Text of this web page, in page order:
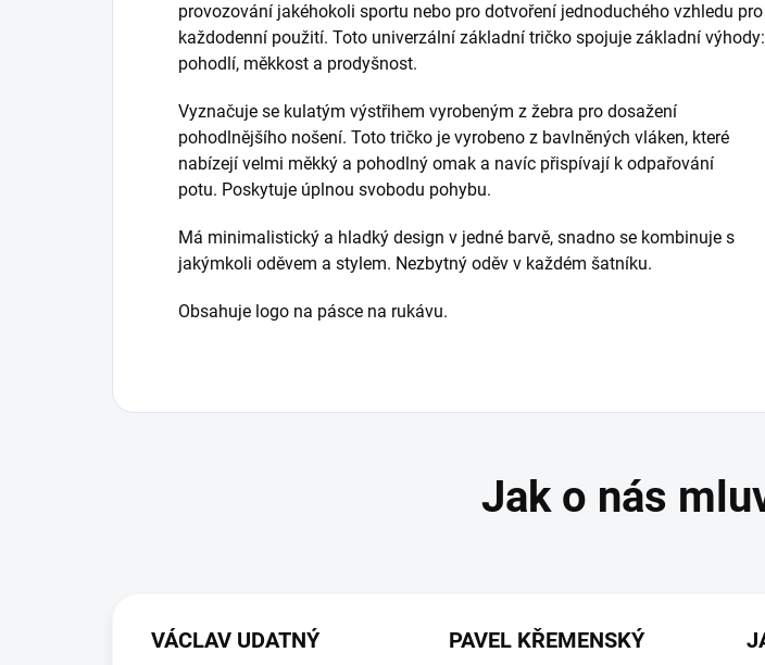
provozování jakéhokoli sportu nebo pro dotvoření jednoduchého vzhledu pro
každodenní použití. Toto univerzální základní tričko spojuje základní výhody:
pohodlí, měkkost a prodyšnost.
Vyznačuje se kulatým výstřihem vyrobeným z žebra pro dosažení
pohodlnějšího nošení. Toto tričko je vyrobeno z bavlněných vláken, které
nabízejí velmi měkký a pohodlný omak a navíc přispívají k odpařování
potu. Poskytuje úplnou svobodu pohybu.
Má minimalistický a hladký design v jedné barvě, snadno se kombinuje s
jakýmkoli oděvem a stylem. Nezbytný oděv v každém šatníku.
Obsahuje logo na pásce na rukávu.
VÁCLAV UDATNÝ PAVEL KŘEMENSKÝ